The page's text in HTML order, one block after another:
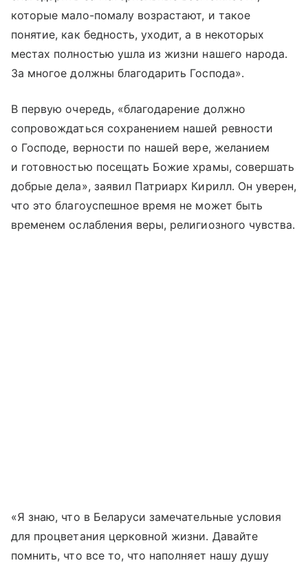
которые мало-помалу возрастают, и такое
понятие, как бедность, уходит, а в некоторых
местах полностью ушла из жизни нашего народа.
За многое должны благодарить Господа».
В первую очередь, «благодарение должно
сопровождаться сохранением нашей ревности
о Господе, верности по нашей вере, желанием
и готовностью посещать Божие храмы, совершать
добрые дела», заявил Патриарх Кирилл. Он уверен,
что это благоуспешное время не может быть
временем ослабления веры, религиозного чувства.
«Я знаю, что в Беларуси замечательные условия
для процветания церковной жизни. Давайте
помнить, что все то, что наполняет нашу душу